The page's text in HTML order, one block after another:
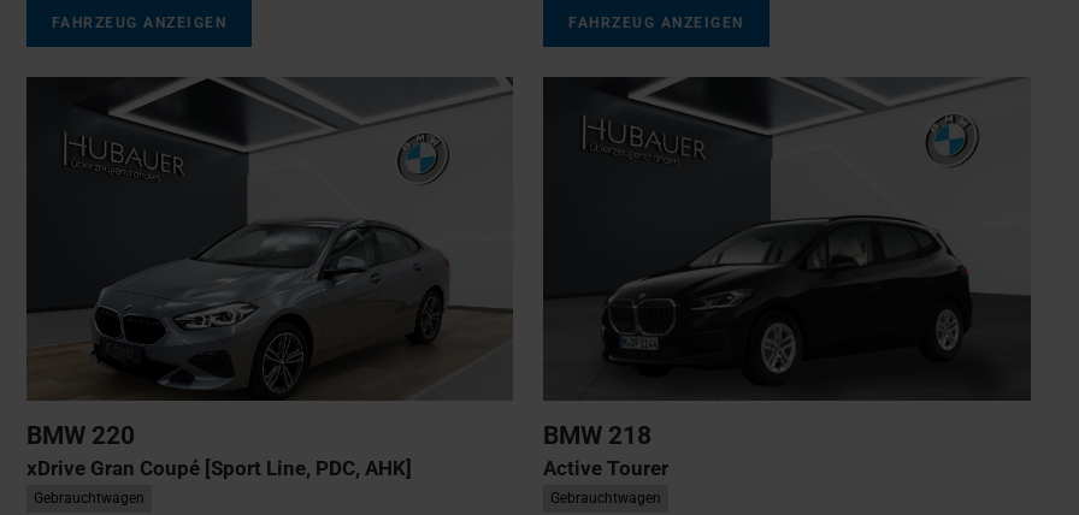
FAHRZEUG ANZEIGEN FAHRZEUG ANZEIGEN
BMW 220
xDrive Gran Coupé [Sport Line, PDC, AHK]
Gebrauchtwagen
BMW 218
Active Tourer
Gebrauchtwagen